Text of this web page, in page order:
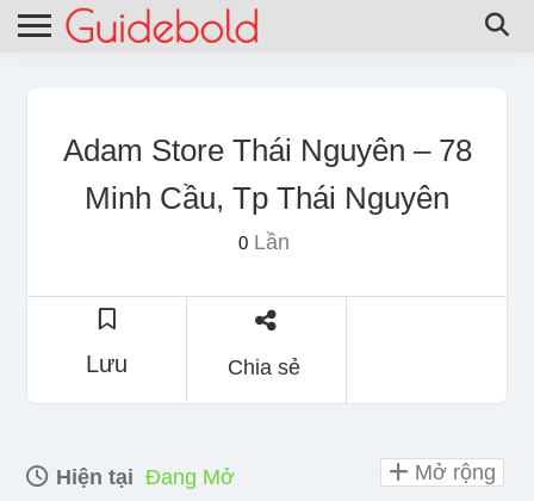
Adam Store Thái Nguyên – 78
Minh Cầu, Tp Thái Nguyên
0Lần
Lưu Chia sẻ
Hiện tại Đang Mở Mở rộng